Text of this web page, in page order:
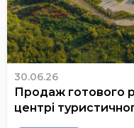
30.06.26
Продаж готового
центрі